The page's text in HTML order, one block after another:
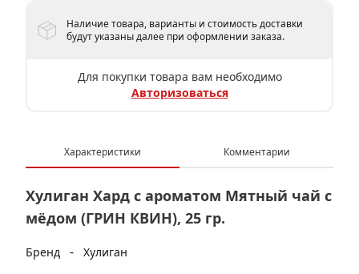
Наличие товара, варианты и стоимость доставки
будут указаны далее при оформлении заказа.
Для покупки товара вам необходимо
Авторизоваться
Характеристики Комментарии
Хулиган Хард с ароматом Мятный чай с
мёдом (ГРИН КВИН), 25 гр.
Бренд - Хулиган